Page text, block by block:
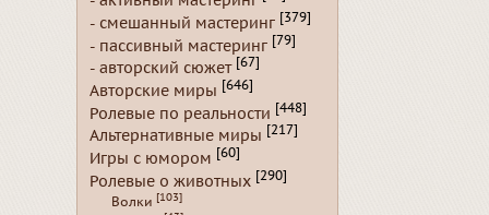
- смешанный мастеринг [379]
- пассивный мастеринг [79]
- авторский сюжет [67]
Авторские миры [646]
Ролевые по реальности [448]
Альтернативные миры [217]
Игры с юмором [60]
Ролевые о животных [290]
Волки [103]